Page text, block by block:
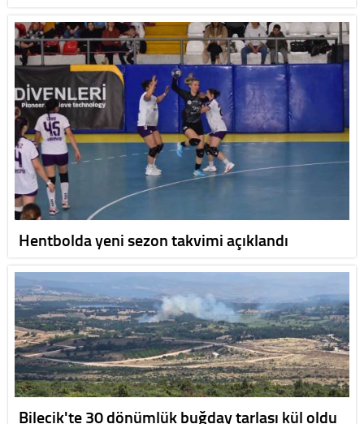
Hentbolda yeni sezon takvimi açıklandı
Bilecik'te 30 dönümlük buğday tarlası kül oldu